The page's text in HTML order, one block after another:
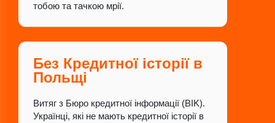
тобою та тачкою мрії.
Без Кредитної історії в
Польщі
Витяг з Бюро кредитної інформації (BIK).
Українці, які не мають кредитної історії в